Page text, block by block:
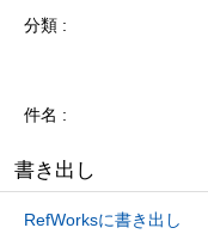
分類
件名
書き出し
RefWorksに書き出し